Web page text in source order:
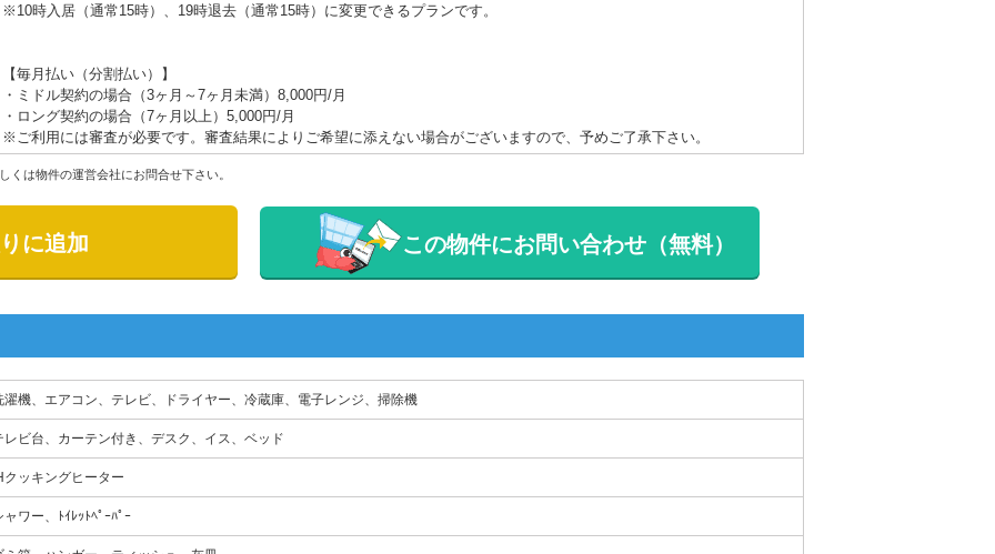
※10時入居（通常15時）、19時退去（通常15時）に変更できるプランです。
【毎月払い（分割払い）】
・ミドル契約の場合（3ヶ月～7ヶ月未満）8,000円/月
・ロング契約の場合（7ヶ月以上）5,000円/月
※ご利用には審査が必要です。審査結果によりご希望に添えない場合がございますので、予めご了承下さい。
くは物件の運営会社にお問合せ下さい。
に追加 この物件にお問い合わせ（無料）
濯機、エアコン、テレビ、ドライヤー、冷蔵庫、電子レンジ、掃除機
レビ台、カーテン付き、デスク、イス、ベッド
クッキングヒーター
ャワー、ﾄｲﾚｯﾄﾍﾟｰﾊﾟｰ